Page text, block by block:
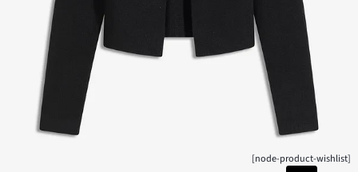
[node-product-wishlist]